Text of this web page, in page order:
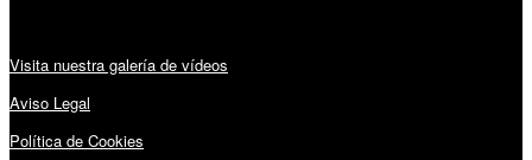
Visita nuestra galería de vídeos
Aviso Legal
Política de Cookies